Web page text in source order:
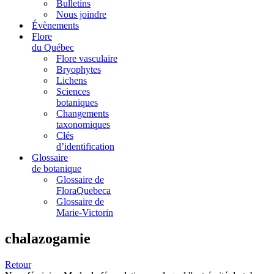
Bulletins
Nous joindre
Évènements
Flore
du Québec
Flore vasculaire
Bryophytes
Lichens
Sciences
botaniques
Changements
taxonomiques
Clés
d’identification
Glossaire
de botanique
Glossaire de
FloraQuebeca
Glossaire de
Marie-Victorin
chalazogamie
Retour